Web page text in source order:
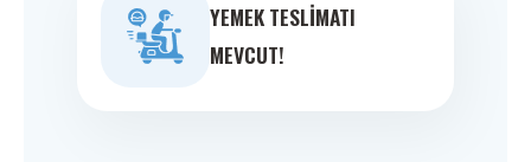
YEMEK TESLIMATI
MEVCUT!